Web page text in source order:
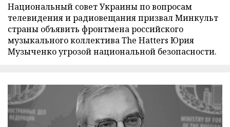
Национальный совет Украины по вопросам
телевидения и радиовещания призвал Минкульт
страны объявить фронтмена российского
музыкального коллектива The Hatters Юрия
Музыченко угрозой национальной безопасности.